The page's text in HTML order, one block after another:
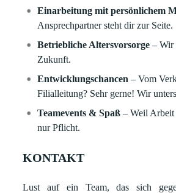
Einarbeitung mit persönlichem
Ansprechpartner steht dir zur Seite.
Betriebliche Altersvorsorge – Wir
Zukunft.
Entwicklungschancen – Vom
Filialleitung? Sehr gerne! Wir
Teamevents & Spaß – Weil Arbeit
nur Pflicht.
KONTAKT
Lust auf ein Team, das sich